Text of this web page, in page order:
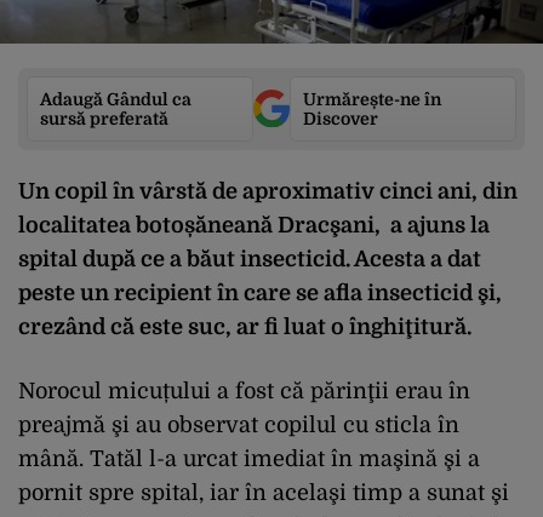
Adaugă Gândul ca
sursă preferată
Urmărește-ne în
Discover
Un copil în vârstă de aproximativ cinci ani, din
localitatea botoșăneană Dracşani, a ajuns la
spital după ce a băut insecticid. Acesta a dat
peste un recipient în care se afla insecticid şi,
crezând că este suc, ar fi luat o înghiţitură.
Norocul micuțului a fost că părinţii erau în
preajmă şi au observat copilul cu sticla în
mână. Tatăl l-a urcat imediat în maşină şi a
pornit spre spital, iar în acelaşi timp a sunat şi